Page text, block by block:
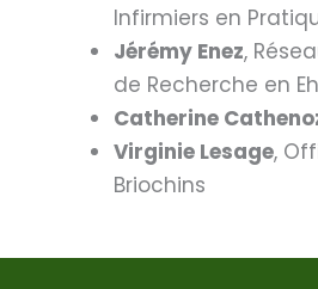
Infirmiers en
Jérémy Enez,
de Recherche en
Catherine
Virginie Lesage,
Briochins